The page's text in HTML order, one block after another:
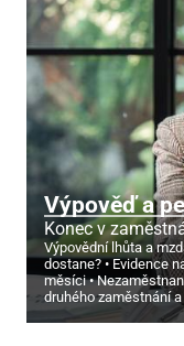
Výpověď a
Konec v
Výpovědní lhůta a
dostane?
Evidence
měsíci
druhého zaměstnání